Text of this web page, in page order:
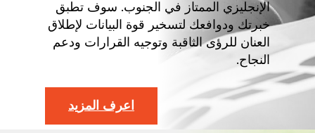
الإنجليزي الممتاز في الجنوب. سوف تطبق
خبرتك ودوافعك لتسخير قوة البيانات لإطلاق
العنان للرؤى الثاقبة وتوجيه القرارات ودعم
النجاح.
اعرف المزيد